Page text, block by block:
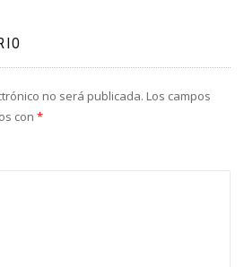
no será publicada. Los campos
con *